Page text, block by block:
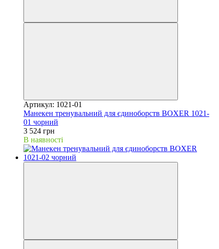
Артикул: 1021-01
Манекен тренувальний для єдиноборств BOXER 1021-
01 чорний
3 524 грн
В наявності